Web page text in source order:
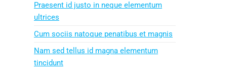
Praesent id justo in neque elementum
ultrices
Cum sociis natoque penatibus et magnis
Nam sed tellus id magna elementum
tincidunt